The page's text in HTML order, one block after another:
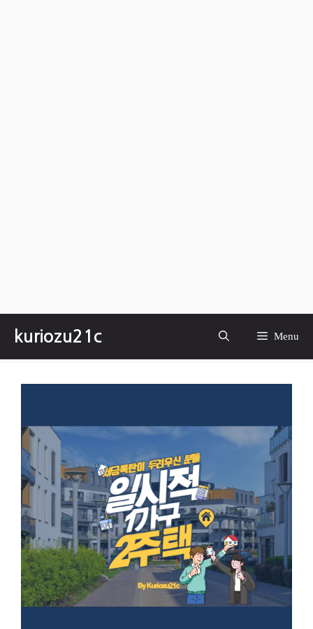
kuriozu21c Menu